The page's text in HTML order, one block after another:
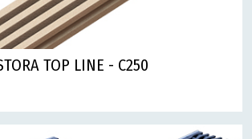
TOP LINE - C250